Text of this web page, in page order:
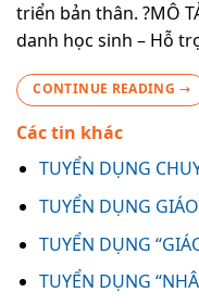
triển bản thân. ?MÔ
danh học sinh – Hỗ
CONTINUE READING →
Các tin khác
TUYỂN DỤNG
TUYỂN DỤNG
TUYỂN DỤNG
TUYỂN DỤNG